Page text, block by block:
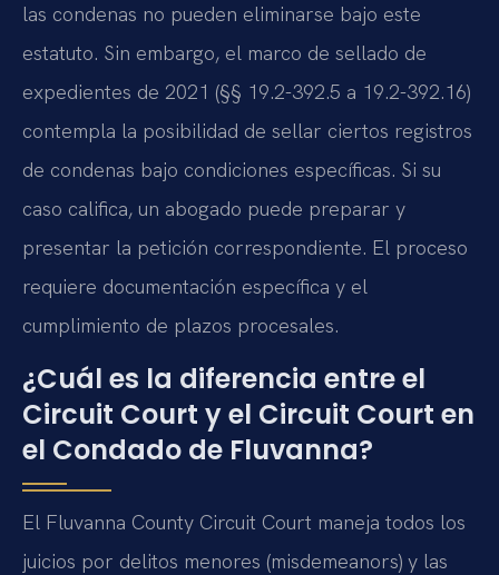
las condenas no pueden eliminarse bajo este
estatuto. Sin embargo, el marco de sellado de
expedientes de 2021 (§§ 19.2-392.5 a 19.2-392.16)
contempla la posibilidad de sellar ciertos registros
de condenas bajo condiciones específicas. Si su
caso califica, un abogado puede preparar y
presentar la petición correspondiente. El proceso
requiere documentación específica y el
cumplimiento de plazos procesales.
¿Cuál es la diferencia entre el
Circuit Court y el Circuit Court en
el Condado de Fluvanna?
El Fluvanna County Circuit Court maneja todos los
juicios por delitos menores (misdemeanors) y las